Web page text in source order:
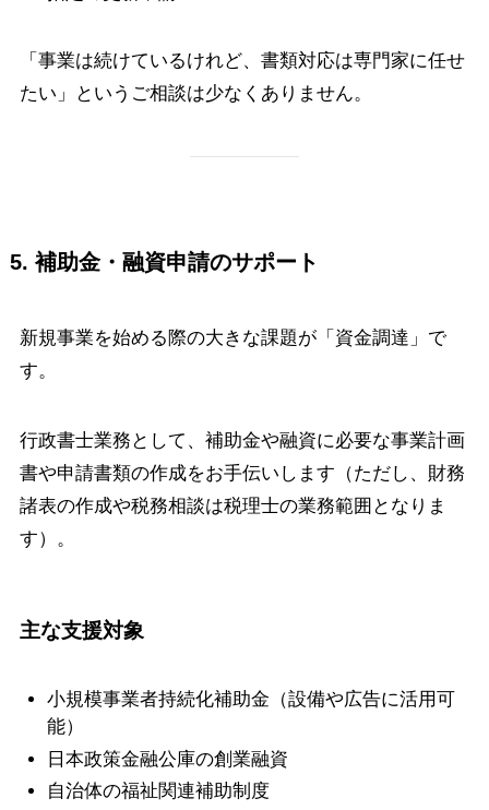
「事業は続けているけれど、書類対応は専門家に任せ
たい」というご相談は少なくありません。
5. 補助金・融資申請のサポート
新規事業を始める際の大きな課題が「資金調達」で
す。
行政書士業務として、補助金や融資に必要な事業計画
書や申請書類の作成をお手伝いします（ただし、財務
諸表の作成や税務相談は税理士の業務範囲となりま
す）。
主な支援対象
小規模事業者持続化補助金（設備や広告に活用可
能）
日本政策金融公庫の創業融資
自治体の福祉関連補助制度